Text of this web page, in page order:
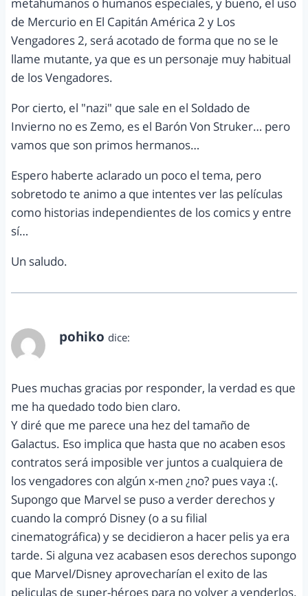
de Mercurio en El Capitán América 2 y Los
Vengadores 2, será acotado de forma que no se le
llame mutante, ya que es un personaje muy habitual
de los Vengadores.
Por cierto, el "nazi" que sale en el Soldado de
Invierno no es Zemo, es el Barón Von Struker… pero
vamos que son primos hermanos…
Espero haberte aclarado un poco el tema, pero
sobretodo te animo a que intentes ver las películas
como historias independientes de los comics y entre
sí…
Un saludo.
pohiko dice:
Pues muchas gracias por responder, la verdad es que
me ha quedado todo bien claro.
Y diré que me parece una hez del tamaño de
Galactus. Eso implica que hasta que no acaben esos
contratos será imposible ver juntos a cualquiera de
los vengadores con algún x-men ¿no? pues vaya :(.
Supongo que Marvel se puso a verder derechos y
cuando la compró Disney (o a su filial
cinematográfica) y se decidieron a hacer pelis ya era
tarde. Si alguna vez acabasen esos derechos supongo
que Marvel/Disney aprovecharían el exito de las
peliculas de super-héroes para no volver a venderlos.